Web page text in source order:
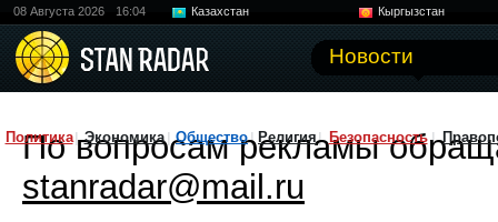
08 Августа 2026 16:04 Казахстан
Кыргызстан
Новости
Политика Экономика Общество Религия Безопасность
По вопросам рекламы
stanradar@mail.ru